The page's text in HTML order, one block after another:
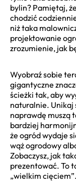
bylin? Pamiętaj,
chodzić
niż taka
projektowanie
zrozumienie, jak
Wyobraź sobie
gigantyczne
ścieżki tak, aby
naturalnie. Unikaj
naprawdę muszą
bardziej
że ogród wydaje
wąż ogrodowy
Zobaczysz, jak
prezentować. To
„wielkim cięciem”.